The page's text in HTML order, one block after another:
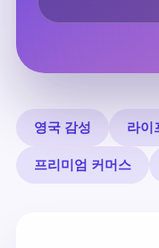
영국 감성 라이
프리미엄 커머스